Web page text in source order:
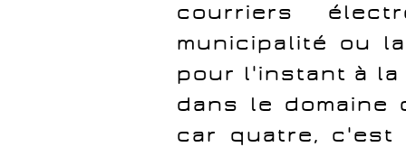
courriers
municipalité ou
pour l'instant à la
dans le domaine
car quatre, c'est